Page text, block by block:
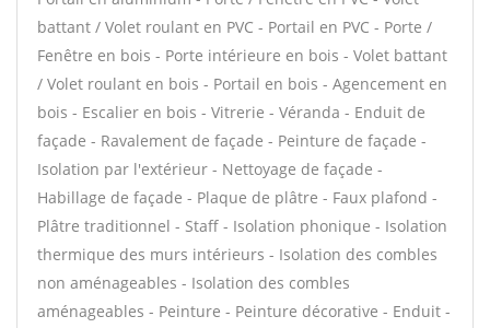
battant / Volet roulant en PVC - Portail en PVC - Porte /
Fenêtre en bois - Porte intérieure en bois - Volet battant
/ Volet roulant en bois - Portail en bois - Agencement en
bois - Escalier en bois - Vitrerie - Véranda - Enduit de
façade - Ravalement de façade - Peinture de façade -
Isolation par l'extérieur - Nettoyage de façade -
Habillage de façade - Plaque de plâtre - Faux plafond -
Plâtre traditionnel - Staff - Isolation phonique - Isolation
thermique des murs intérieurs - Isolation des combles
non aménageables - Isolation des combles
aménageables - Peinture - Peinture décorative - Enduit -